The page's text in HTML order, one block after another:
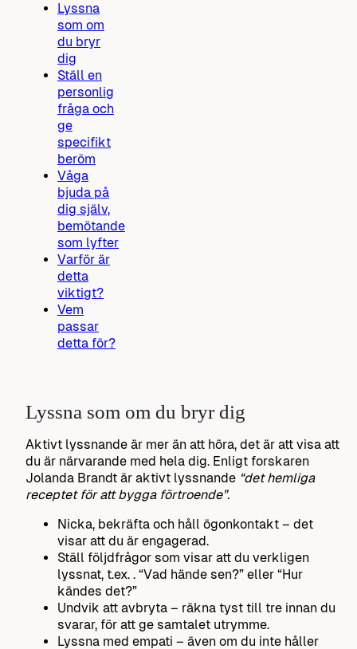
Lyssna
som om
du bryr
dig
Ställ en
personlig
fråga och
ge
specifikt
beröm
Våga
bjuda på
dig själv,
bemötande
som lyfter
Varför är
detta
viktigt?
Vem
passar
detta för?
Lyssna som om du bryr dig
Aktivt lyssnande är mer än att höra, det är att visa att
du är närvarande med hela dig. Enligt forskaren
Jolanda Brandt är aktivt lyssnande “det hemliga
receptet för att bygga förtroende”.
Nicka, bekräfta och håll ögonkontakt – det
visar att du är engagerad.
Ställ följdfrågor som visar att du verkligen
lyssnat, t.ex. . “Vad hände sen?” eller “Hur
kändes det?”
Undvik att avbryta – räkna tyst till tre innan du
svarar, för att ge samtalet utrymme.
Lyssna med empati – även om du inte håller